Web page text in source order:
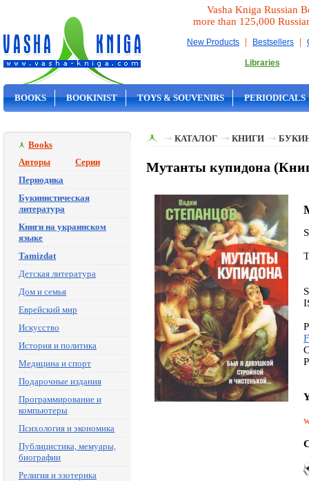
Vasha Kniga Russian
more than 125,000
New Products | Bestsellers |
Libraries
BOOKS BOOKINIST TOYS & SOUVENIRS PERIODICALS
Books
Авторы
Серии
Периодика
Букинистическая
литература
Книги на украинском
языке
Tamizdat
Детская литература
Дом и семья
Еврейский мир
Искусство
История и политика
Медицина и спорт
Подарочные издания
Программирование и
компьютеры
Психология и экономика
Публицистика, мемуары,
биографии
Религия и эзотерика
КАТАЛОГ КНИГИ
Мутанты купидона